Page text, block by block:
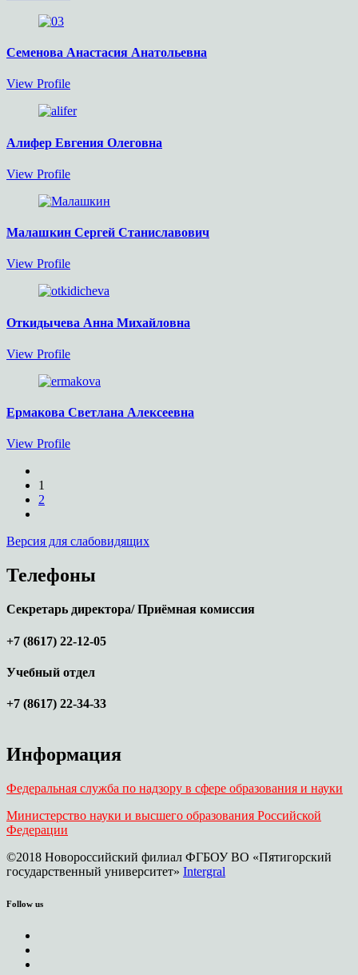
Семенова Анастасия Анатольевна
View Profile
Алифер Евгения Олеговна
View Profile
Малашкин Сергей Станиславович
View Profile
Откидычева Анна Михайловна
View Profile
Ермакова Светлана Алексеевна
View Profile
1
2
Версия для слабовидящих
Телефоны
Секретарь директора/ Приёмная комиссия
+7 (8617) 22-12-05
Учебный отдел
+7 (8617) 22-34-33
Информация
Федеральная служба по надзору в сфере образования и науки
Министерство науки и высшего образования Российской
Федерации
©2018 Новороссийский филиал ФГБОУ ВО «Пятигорский
государственный университет» Intergral
Follow us